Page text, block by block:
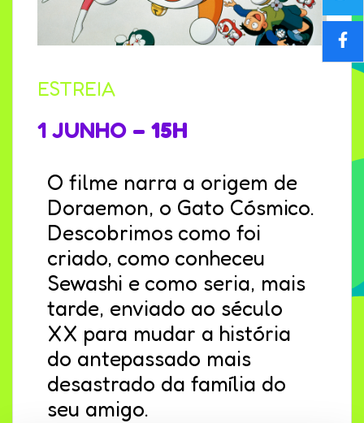
ESTREIA
1 JUNHO – 15H
O filme narra a origem de
Doraemon, o Gato Cósmico.
Descobrimos como foi
criado, como conheceu
Sewashi e como seria, mais
tarde, enviado ao século
XX para mudar a história
do antepassado mais
desastrado da família do
seu amigo.